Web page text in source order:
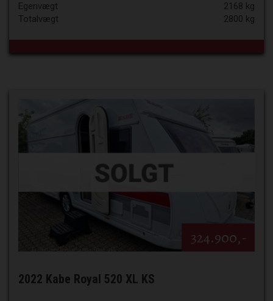
Egenvægt
2168 kg
Totalvægt
2800 kg
324.900,-
2022 Kabe Royal 520 XL KS